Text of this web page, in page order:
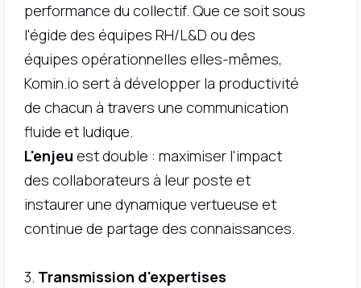
performance du collectif. Que ce soit sous
l'égide des équipes RH/L&D ou des
équipes opérationnelles elles-mêmes,
Komin.io sert à développer la productivité
de chacun à travers une communication
fluide et ludique.
L'enjeu est double : maximiser l'impact
des collaborateurs à leur poste et
instaurer une dynamique vertueuse et
continue de partage des connaissances.
3. Transmission d'expertises